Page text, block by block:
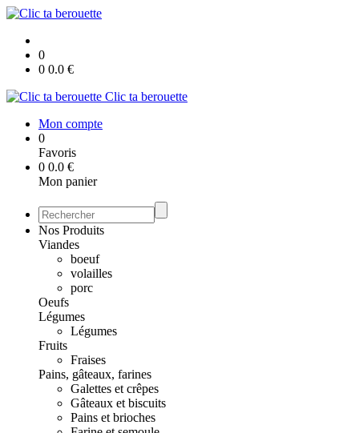
0
0 0.0 €
Clic ta berouette
Mon compte
0
Favoris
0 0.0 €
Mon panier
Nos Produits
Viandes
boeuf
volailles
porc
Oeufs
Légumes
Légumes
Fruits
Fraises
Pains, gâteaux, farines
Galettes et crêpes
Gâteaux et biscuits
Pains et brioches